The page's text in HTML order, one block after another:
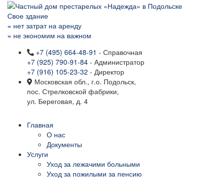
Свое здание
= нет затрат на аренду
= не экономим на важном
+7 (495) 664-48-91 - Справочная
+7 (925) 790-91-84 - Администратор
+7 (916) 105-23-32 - Директор
Московская обл., г.о. Подольск,
пос. Стрелковской фабрики,
ул. Береговая, д. 4
Главная
О нас
Документы
Услуги
Уход за лежачими больными
Уход за пожилыми за пенсию